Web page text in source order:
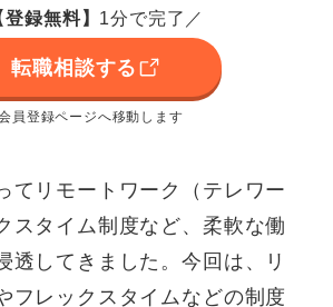
登録無料】 1分で完了／
転職相談する
員登録ページへ移動します
てリモートワーク（テレワー
スタイム制度など、柔軟な働
透してきました。今回は、リ
フレックスタイムなどの制度